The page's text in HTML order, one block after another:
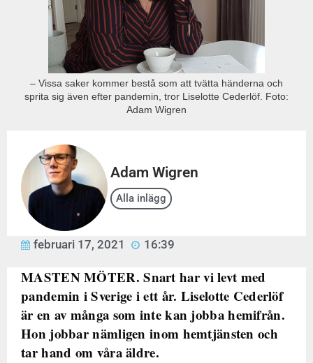
– Vissa saker kommer bestå som att tvätta händerna och
sprita sig även efter pandemin, tror Liselotte Cederlöf. Foto:
Adam Wigren
Adam Wigren
Alla inlägg
februari 17, 2021 16:39
MASTEN MÖTER. Snart har vi levt med
pandemin i Sverige i ett år. Liselotte Cederlöf
är en av många som inte kan jobba hemifrån.
Hon jobbar nämligen inom hemtjänsten och
tar hand om våra äldre.